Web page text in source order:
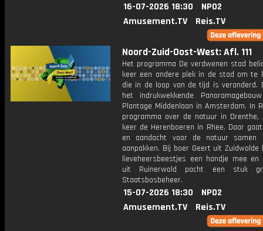
16-07-2026 18:30
NPO2
Amusement.TV
Reis.TV
Noord-Zuid-Oost-West: Afl. 111
Het programma De verdwenen stad
keer een andere plek in de stad om te
die in de loop van de tijd is veranderd.
het indrukwekkende
Plantage Middenlaan in Amsterdam. In
programma over de natuur in Drenthe,
keer de Herenboeren in Rhee. Daar
en aandacht voor de natuur samen
aanpakken. Bij boer Geert uit Zuidwolde
lieveheersbeestjes een handje mee en
uit Ruinerwold pacht een stuk
Staatsbosbeheer.
15-07-2026 18:30
NPO2
Amusement.TV
Reis.TV